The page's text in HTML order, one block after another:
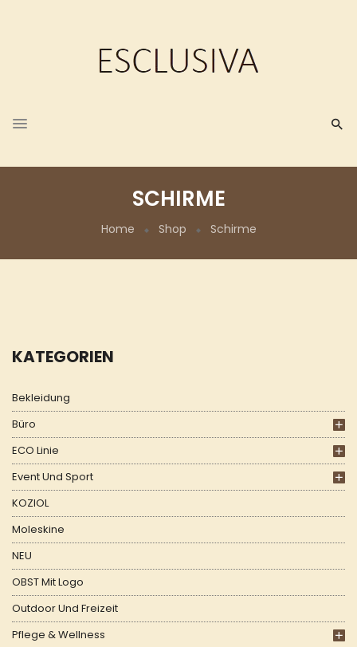
SCHIRME
Home Shop Schirme
KATEGORIEN
Bekleidung
Büro
ECO Linie
Event Und Sport
KOZIOL
Moleskine
NEU
OBST Mit Logo
Outdoor Und Freizeit
Pflege & Wellness